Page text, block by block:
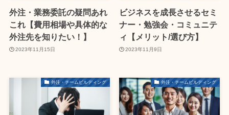
外注・業務委託の疑問あれ
これ【費用相場や具体的な
外注先を知りたい！】
2023年11月15日
ビジネスを成長させるセミ
ナー・勉強会・コミュニテ
ィ【メリット/選び方】
2023年11月9日
外注・チームビルディング 外注・チームビルディング